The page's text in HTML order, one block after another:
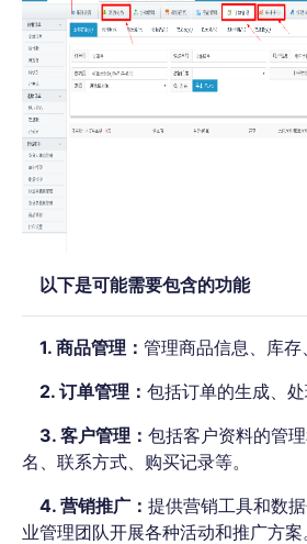
以下是可能需要包含的功能
1. 商品管理： 管理商品信息、库存
2. 订单管理： 包括订单的生成、处
3. 客户管理： 包括客户资料的管
名、联系方式、购买记录等。
4. 营销推广： 提供营销工具和数
业管理团队开展各种活动和推广方案